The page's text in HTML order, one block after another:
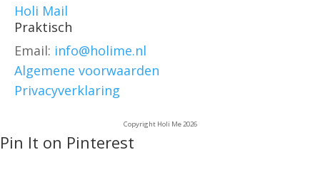
Holi Mail
Praktisch
Email: info@holime.nl
Algemene voorwaarden
Privacyverklaring
Copyright Holi Me 2026
Pin It on Pinterest